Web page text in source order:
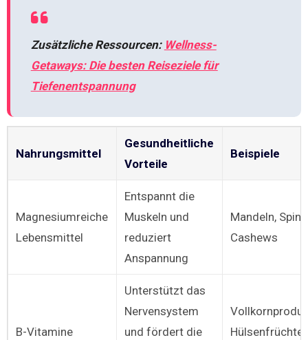
Zusätzliche Ressourcen: Wellness-
Getaways: Die besten Reiseziele für
Tiefenentspannung
Nahrungsmittel
Gesundheitliche
Vorteile
Beispiele
Magnesiumreiche
Lebensmittel
Entspannt die
Muskeln und
reduziert
Anspannung
Mandeln,
Cashews
B-Vitamine
Unterstützt das
Nervensystem
und fördert die
Hülsenfrüchte,